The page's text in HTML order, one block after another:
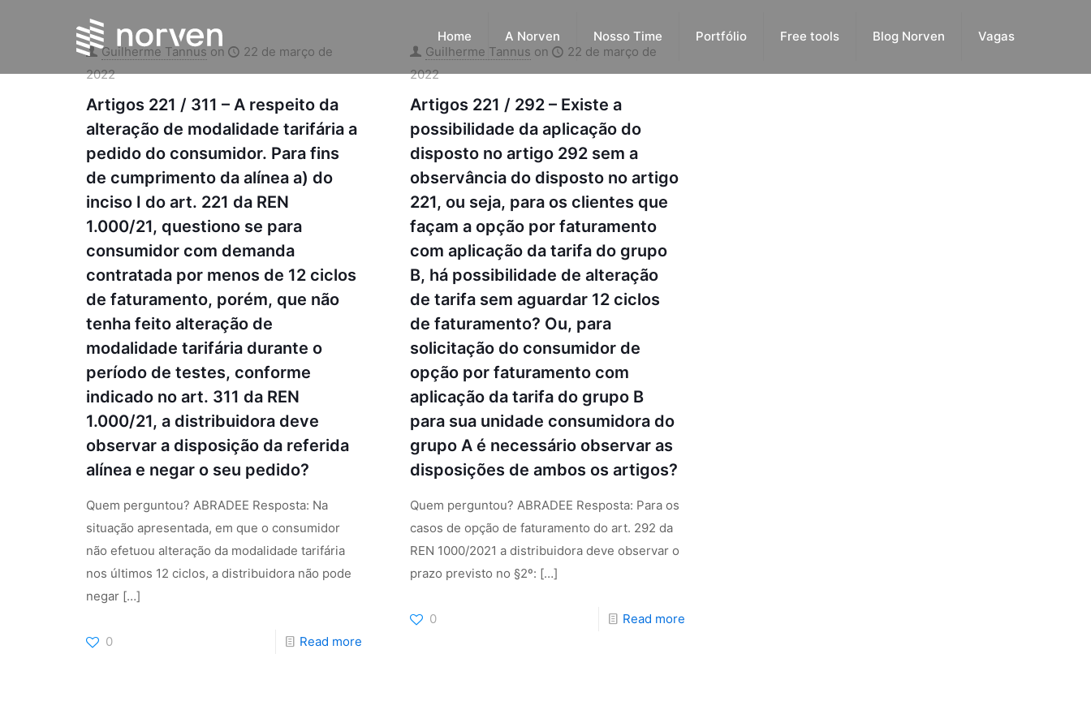
Home A Norven Nosso Time Portfólio Free tools Blog Norven
Vagas
Guilherme Tannus on
22 de março de
2022
Artigos 221 / 311 – A respeito da
alteração de modalidade tarifária a
pedido do consumidor. Para fins
de cumprimento da alínea a) do
inciso I do art. 221 da REN
1.000/21, questiono se para
consumidor com demanda
contratada por menos de 12 ciclos
de faturamento, porém, que não
tenha feito alteração de
modalidade tarifária durante o
período de testes, conforme
indicado no art. 311 da REN
1.000/21, a distribuidora deve
observar a disposição da referida
alínea e negar o seu pedido?
Quem perguntou? ABRADEE Resposta: Na
situação apresentada, em que o consumidor
não efetuou alteração da modalidade tarifária
nos últimos 12 ciclos, a distribuidora não pode
negar[…]
0 Read more
Guilherme Tannus on
22 de março de
2022
Artigos 221 / 292 – Existe a
possibilidade da aplicação do
disposto no artigo 292 sem a
observância do disposto no artigo
221, ou seja, para os clientes que
façam a opção por faturamento
com aplicação da tarifa do grupo
B, há possibilidade de alteração
de tarifa sem aguardar 12 ciclos
de faturamento? Ou, para
solicitação do consumidor de
opção por faturamento com
aplicação da tarifa do grupo B
para sua unidade consumidora do
grupo A é necessário observar as
disposições de ambos os artigos?
Quem perguntou? ABRADEE Resposta: Para os
casos de opção de faturamento do art. 292 da
REN 1000/2021 a distribuidora deve observar o
prazo previsto no §2º: […]
0 Read more